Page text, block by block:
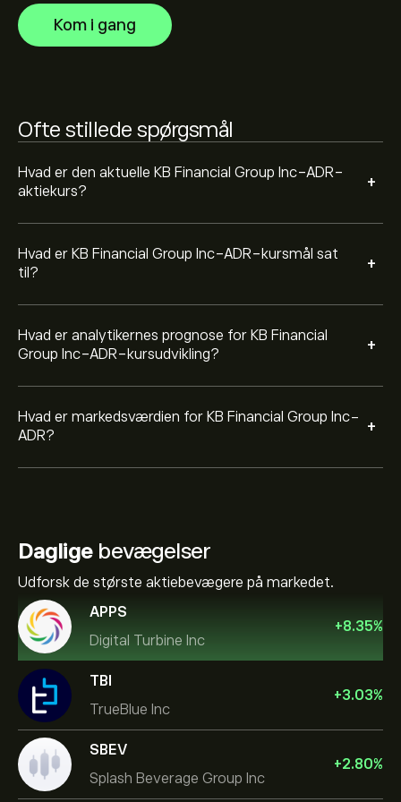
Kom i gang
Ofte stillede spørgsmål
Hvad er den aktuelle KB Financial Group Inc-ADR-
aktiekurs?
+
Hvad er KB Financial Group Inc-ADR-kursmål sat
til?
+
Hvad er analytikernes prognose for KB Financial
Group Inc-ADR-kursudvikling?
+
finansielle rapporter og forventet vækst. Se den nyeste
prognose for aktiens kursudvikling.
Hvad er markedsværdien for KB Financial Group Inc-
ADR?
+
Dagligebevægelser
Udforsk de største aktiebevægere på markedet.
APPS
Digital Turbine Inc
+8.35%
TBI
TrueBlue Inc
+3.03%
SBEV
Splash Beverage Group Inc
+2.80%